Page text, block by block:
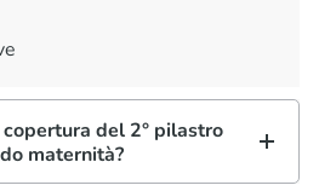
del 2° pilastro
maternità?